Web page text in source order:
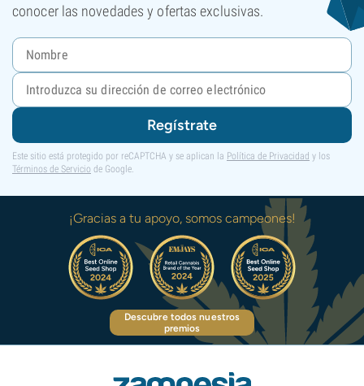
conocer las novedades y ofertas exclusivas.
Regístrate
Este sitio está protegido por reCAPTCHA y se aplican la Política de Privacidad y los
Términos de Servicio de Google.
¡Gracias a tu apoyo, somos campeones!
Descubre todos nuestros
premios